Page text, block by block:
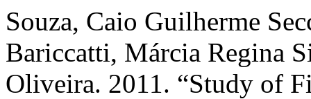
Souza, Caio Guilherme
Bariccatti, Márcia Regina
Oliveira. 2011. “Study of